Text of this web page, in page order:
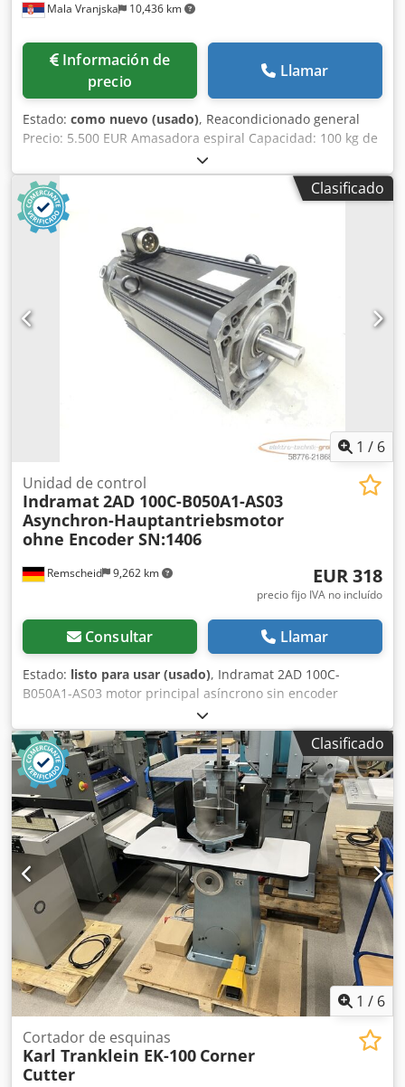
Sistema automático AUTOVICK • Juego completo de pesos •
equipamiento • Documentación e instrucciones originales
de Mitutoyo • Peso 65 kg.
Mala Vranjska 10,436 km
Información de
precio
Llamar
Estado: como nuevo (usado), Reacondicionado general
Precio: 5.500 EUR Amasadora espiral Capacidad: 100 kg de
harina 160/180 kg de masa Diosna Volumen de la cuba:
260 litros Potencia eléctrica: 380V / 50Hz / 3N/PE Dos
temporizadores Dos velocidades Opción de retroceso
Media tapa con interruptor de seguridad Ruedas con freno
Codpox N Ed Tofx Agxsrf
Clasificado
1 / 6
Remscheid 9,262 km
Unidad de control
Indramat2AD 100C-B050A1-AS03
Asynchron-Hauptantriebsmotor
ohne Encoder SN:1406
EUR 318
precio fijo IVA no incluído
Consultar Llamar
Estado: listo para usar (usado), Indramat 2AD 100C-
B050A1-AS03 motor principal asíncrono sin encoder
SN:1406, usado, con leves signos de uso, 100% funcional,
alcance de la entrega según las fotos ATENCIÓN: ¡Solicite
los costes de embalaje y envío por separado! Crodsy Npd
Repfx Agxjf
Clasificado
1 / 6
Cortador de esquinas
Karl Tranklein EK-100 Corner
Cutter